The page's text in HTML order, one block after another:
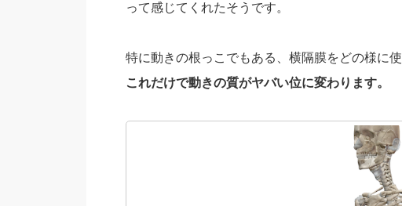
って感じてくれたそうです。
特に動きの根っこでもある、横隔膜をどの様に
これだけで動きの質がヤバい位に変わります。